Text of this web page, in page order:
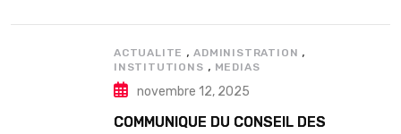
ACTUALITE ,ADMINISTRATION ,
INSTITUTIONS , MEDIAS
novembre 12, 2025
COMMUNIQUE DU CONSEIL DES